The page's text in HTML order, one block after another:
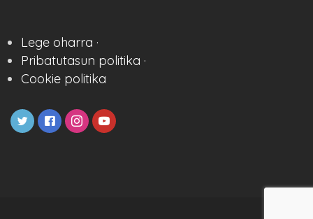
Lege oharra ·
Pribatutasun politika ·
Cookie politika